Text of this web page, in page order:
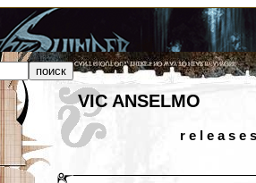
VIC ANSELMO
r e l e a s e s